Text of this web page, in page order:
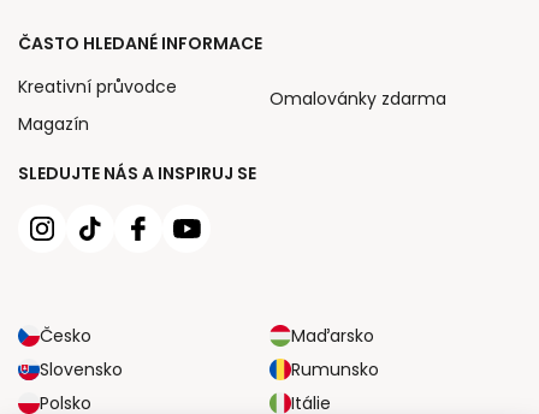
SLEDUJTE NÁS A INSPIRUJ SE
Česko
Maďarsko
Slovensko
Rumunsko
Polsko
Itálie
ČASTO HLEDANÉ INFORMACE
Kreativní průvodce
Magazín
Omalovánky zdarma